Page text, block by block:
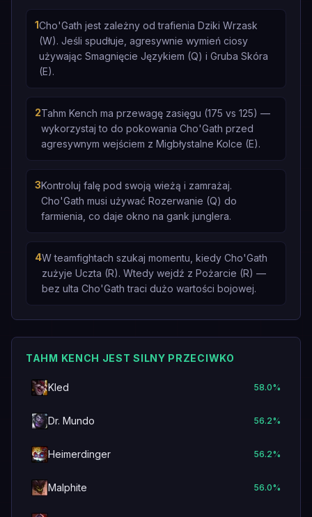
1Cho'Gath jest zależny od trafienia Dziki Wrzask
(W). Jeśli spudłuje, agresywnie wymień ciosy
używając Smagnięcie Językiem (Q) i Gruba Skóra
(E).
2Tahm Kench ma przewagę zasięgu (175 vs 125) —
wykorzystaj to do pokowania Cho'Gath przed
agresywnym wejściem z Migbłystalne Kolce (E).
3Kontroluj falę pod swoją wieżą i zamrażaj.
Cho'Gath musi używać Rozerwanie (Q) do
farmienia, co daje okno na gank junglera.
4W teamfightach szukaj momentu, kiedy Cho'Gath
zużyje Uczta (R). Wtedy wejdź z Pożarcie (R) —
bez ulta Cho'Gath traci dużo wartości bojowej.
TAHM KENCH JEST SILNY PRZECIWKO
Kled 58.0%
Dr. Mundo 56.2%
Heimerdinger 56.2%
Malphite 56.0%